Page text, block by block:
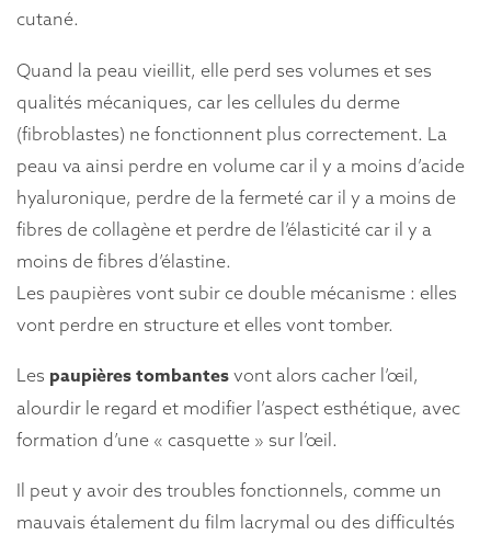
cutané.
Quand la peau vieillit, elle perd ses volumes et ses
qualités mécaniques, car les cellules du derme
(fibroblastes) ne fonctionnent plus correctement. La
peau va ainsi perdre en volume car il y a moins d’acide
hyaluronique, perdre de la fermeté car il y a moins de
fibres de collagène et perdre de l’élasticité car il y a
moins de fibres d’élastine.
Les paupières vont subir ce double mécanisme : elles
vont perdre en structure et elles vont tomber.
Les paupières tombantes vont alors cacher l’œil,
alourdir le regard et modifier l’aspect esthétique, avec
formation d’une « casquette » sur l’œil.
Il peut y avoir des troubles fonctionnels, comme un
mauvais étalement du film lacrymal ou des difficultés